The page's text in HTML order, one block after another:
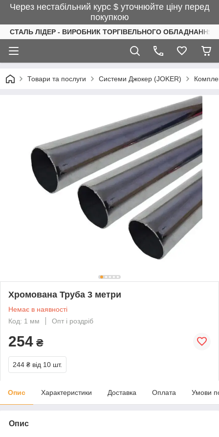
Через нестабільний курс $ уточнюйте ціну перед
покупкою
СТАЛЬ ЛІДЕР - ВИРОБНИК ТОРГІВЕЛЬНОГО ОБЛАДНАННЯ
Товари та послуги Системи Джокер (JOKER)
Хромована Труба 3 метри
Немає в наявності
Код: 1 мм
Опт і роздріб
254 ₴
244 ₴ від 10 шт.
Опис Характеристики Доставка Оплата Умови
Опис